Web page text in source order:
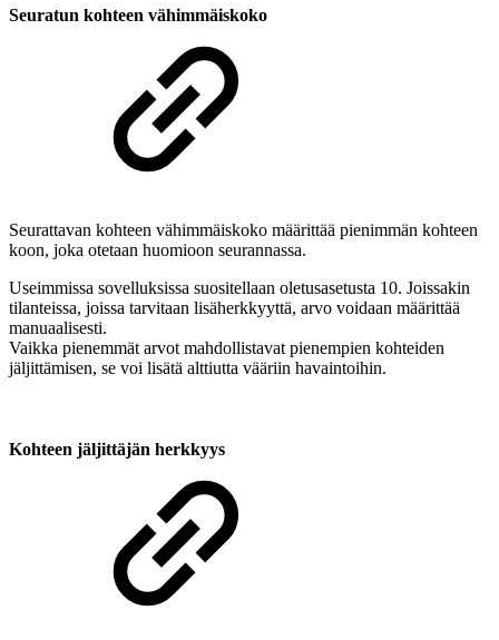
Seuratun kohteen vähimmäiskoko
Seurattavan kohteen vähimmäiskoko määrittää pienimmän kohteen
koon, joka otetaan huomioon seurannassa.
Useimmissa sovelluksissa suositellaan oletusasetusta 10. Joissakin
tilanteissa, joissa tarvitaan lisäherkkyyttä, arvo voidaan määrittää
manuaalisesti.
Vaikka pienemmät arvot mahdollistavat pienempien kohteiden
jäljittämisen, se voi lisätä alttiutta vääriin havaintoihin.
Kohteen jäljittäjän herkkyys